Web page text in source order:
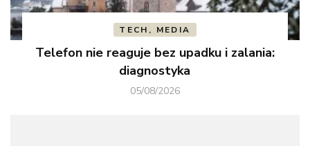
TECH, MEDIA
Telefon nie reaguje bez upadku i zalania:
diagnostyka
05/08/2026